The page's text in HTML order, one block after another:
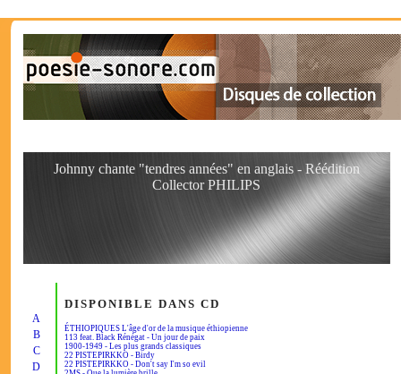
Johnny chante "tendres années" en anglais - Réédition
Collector PHILIPS
A
B
C
D
DISPONIBLE DANS CD
ÉTHIOPIQUES L'âge d'or de la musique éthiopienne
113 feat. Black Rénégat - Un jour de paix
1900-1949 - Les plus grands classiques
22 PISTEPIRKKO - Birdy
22 PISTEPIRKKO - Don't say I'm so evil